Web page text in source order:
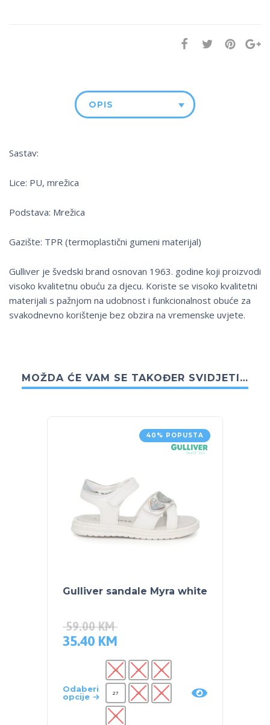
OPIS
Sastav:
Lice: PU, mrežica
Podstava: Mrežica
Gazište: TPR (termoplastični gumeni materijal)
Gulliver je švedski brand osnovan 1963. godine koji proizvodi
visoko kvalitetnu obuću za djecu. Koriste se visoko kvalitetni
materijali s pažnjom na udobnost i funkcionalnost obuće za
svakodnevno korištenje bez obzira na vremenske uvjete.
MOŽDA ĆE VAM SE TAKOĐER SVIDJETI…
40% POPUSTA
Gulliver sandale Myra white
59.00KM
35.40 KM
Odaberi
opcije
24 25 26
27 28 29
30